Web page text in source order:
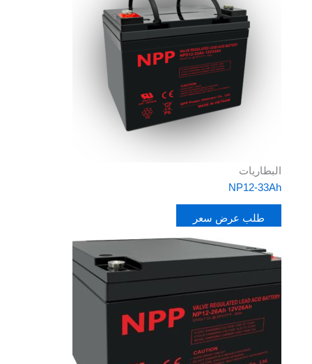
البطاريات
NP12-33Ah
طلب عرض سعر